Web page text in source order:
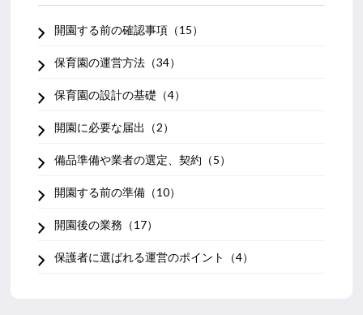
開園する前の確認事項（15）
保育園の運営方法（34）
保育園の設計の基礎（4）
開園に必要な届出（2）
備品準備や業者の選定、契約（5）
開園する前の準備（10）
開園後の業務（17）
保護者に選ばれる運営のポイント（4）